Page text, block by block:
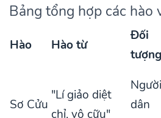
Bảng tổng hợp các hào
Hào Hào từ
Đối
tượng
Sơ Cửu
"Lí giảo diệt
chỉ, vô cữu"
Người
dân